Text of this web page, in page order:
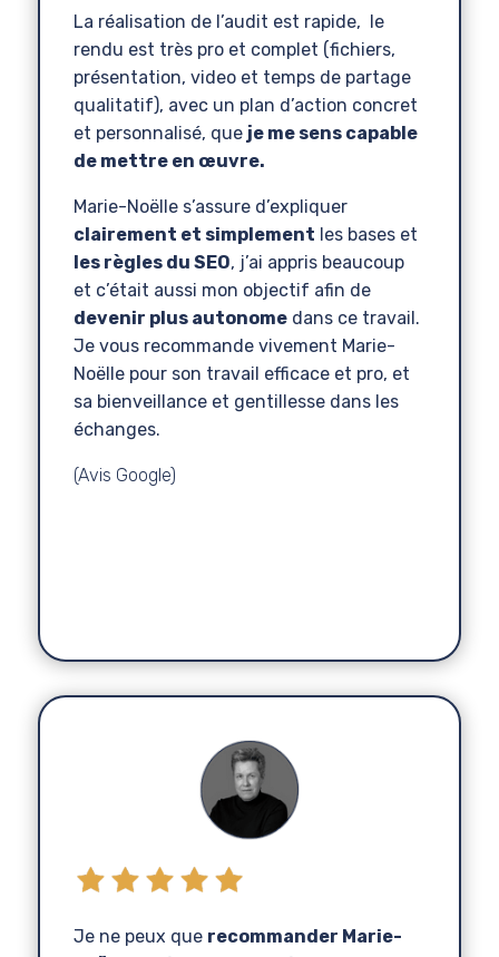
La réalisation de l’audit est rapide, le
rendu est très pro et complet (fichiers,
présentation, video et temps de partage
qualitatif), avec un plan d’action concret
et personnalisé, que je me sens capable
de mettre en œuvre.
Marie-Noëlle s’assure d’expliquer
clairement et simplement les bases et
les règles du SEO, j’ai appris beaucoup
et c’était aussi mon objectif afin de
devenir plus autonomedans ce travail.
Je vous recommande vivement Marie-
Noëlle pour son travail efficace et pro, et
sa bienveillance et gentillesse dans les
échanges.
(Avis Google)
Je ne peux que recommander Marie-